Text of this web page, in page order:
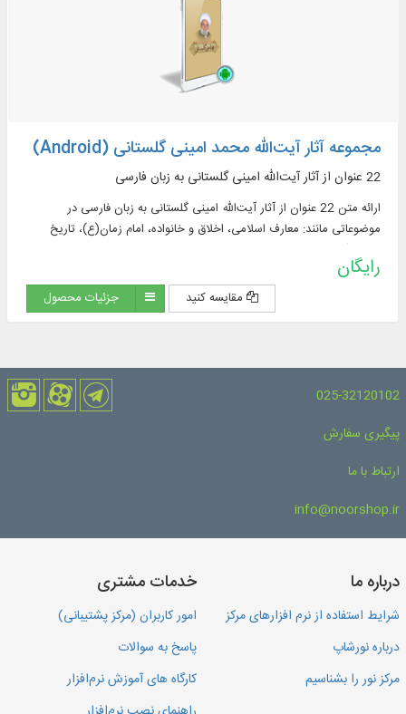
مجموعه آثار آیت‌الله محمد امینی گلستانی (Android)
22 عنوان از آثار آیت‌الله امینی گلستانی به زبان فارسی
ارائه متن 22 عنوان از آثار آیت‌الله امینی گلستانی به زبان فارسی در
موضوعاتی مانند: معارف اسلامی، اخلاق و خانواده، امام زمان(ع)، تاریخ
رایگان
مقایسه کنید جزئیات محصول
025-32120102
پیگیری سفارش
ارتباط با ما
info@noorshop.ir
درباره ما
شرایط استفاده از نرم افزارهای مرکز
درباره نورشاپ
مرکز نور را بشناسیم
خدمات مشتری
امور کاربران (مرکز پشتیبانی)
پاسخ به سوالات
کارگاه های آموزش نرم‌افزار